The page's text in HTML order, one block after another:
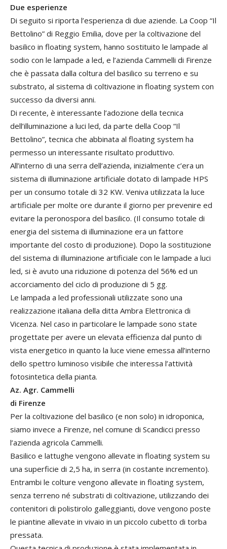
Due esperienze
Di seguito si riporta l’esperienza di due aziende. La Coop “Il
Bettolino” di Reggio Emilia, dove per la coltivazione del
basilico in floating system, hanno sostituito le lampade al
sodio con le lampade a led, e l’azienda Cammelli di Firenze
che è passata dalla coltura del basilico su terreno e su
substrato, al sistema di coltivazione in floating system con
successo da diversi anni.
Di recente, è interessante l’adozione della tecnica
dell’illuminazione a luci led, da parte della Coop “Il
Bettolino”, tecnica che abbinata al floating system ha
permesso un interessante risultato produttivo.
All’interno di una serra dell’azienda, inizialmente c’era un
sistema di illuminazione artificiale dotato di lampade HPS
per un consumo totale di 32 KW. Veniva utilizzata la luce
artificiale per molte ore durante il giorno per prevenire ed
evitare la peronospora del basilico. (Il consumo totale di
energia del sistema di illuminazione era un fattore
importante del costo di produzione). Dopo la sostituzione
del sistema di illuminazione artificiale con le lampade a luci
led, si è avuto una riduzione di potenza del 56% ed un
accorciamento del ciclo di produzione di 5 gg.
Le lampada a led professionali utilizzate sono una
realizzazione italiana della ditta Ambra Elettronica di
Vicenza. Nel caso in particolare le lampade sono state
progettate per avere un elevata efficienza dal punto di
vista energetico in quanto la luce viene emessa all’interno
dello spettro luminoso visibile che interessa l’attività
fotosintetica della pianta.
Az. Agr. Cammelli
di Firenze
Per la coltivazione del basilico (e non solo) in idroponica,
siamo invece a Firenze, nel comune di Scandicci presso
l’azienda agricola Cammelli.
Basilico e lattughe vengono allevate in floating system su
una superficie di 2,5 ha, in serra (in costante incremento).
Entrambi le colture vengono allevate in floating system,
senza terreno né substrati di coltivazione, utilizzando dei
contenitori di polistirolo galleggianti, dove vengono poste
le piantine allevate in vivaio in un piccolo cubetto di torba
pressata.